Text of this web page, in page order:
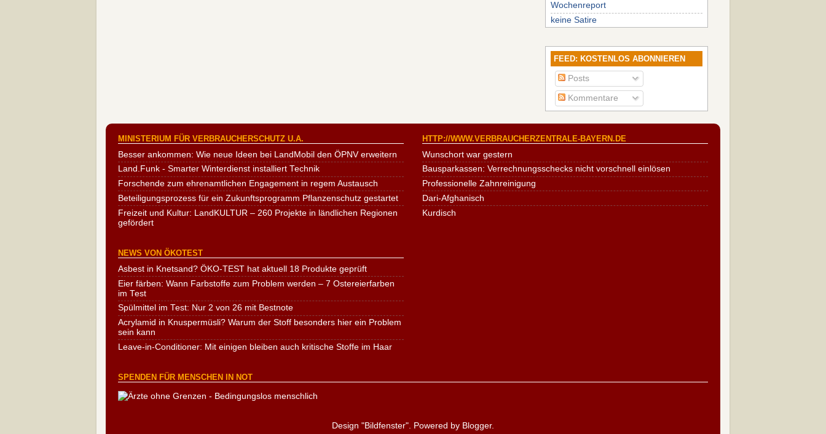
Wochenreport
keine Satire
FEED: KOSTENLOS ABONNIEREN
Posts
Kommentare
MINISTERIUM FÜR VERBRAUCHERSCHUTZ U.A.
Besser ankommen: Wie neue Ideen bei LandMobil den ÖPNV erweitern
Land.Funk - Smarter Winterdienst installiert Technik
Forschende zum ehrenamtlichen Engagement in regem Austausch
Beteiligungsprozess für ein Zukunftsprogramm Pflanzenschutz gestartet
Freizeit und Kultur: LandKULTUR – 260 Projekte in ländlichen Regionen
gefördert
NEWS VON ÖKOTEST
Asbest in Knetsand? ÖKO-TEST hat aktuell 18 Produkte geprüft
Eier färben: Wann Farbstoffe zum Problem werden – 7 Ostereierfarben
im Test
Spülmittel im Test: Nur 2 von 26 mit Bestnote
Acrylamid in Knuspermüsli? Warum der Stoff besonders hier ein Problem
sein kann
Leave-in-Conditioner: Mit einigen bleiben auch kritische Stoffe im Haar
HTTP://WWW.VERBRAUCHERZENTRALE-BAYERN.DE
Wunschort war gestern
Bausparkassen: Verrechnungsschecks nicht vorschnell einlösen
Professionelle Zahnreinigung
Dari-Afghanisch
Kurdisch
SPENDEN FÜR MENSCHEN IN NOT
Design "Bildfenster". Powered by Blogger.